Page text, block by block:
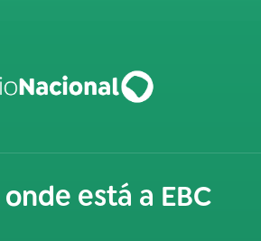
está a EBC